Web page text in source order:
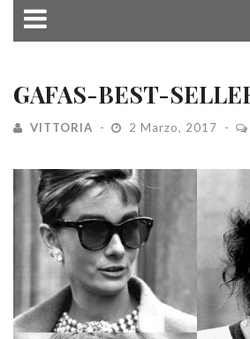
GAFAS-BEST-
VITTORIA 2 Marzo, 2017